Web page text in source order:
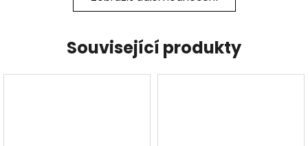
Související produkty